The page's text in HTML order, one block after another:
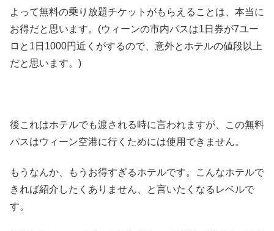
よって無料の乗り放題チケットがもらえることは、本当に
お得だと思います。(ウィーンの市内パスは1日券が7ユー
ロと1日1000円近くがするので、意外とホテルの値段以上
だと思います。)
後これはホテルでも渡される時に言われますが、この無料
パスはウィーン空港に行くためには使用できません。
もうなんか、もうお得すぎるホテルです。こんなホテルで
きれば紹介したくありません、と言いたくなるレベルで
す。